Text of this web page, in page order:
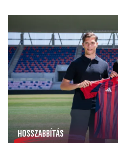
HOSSZABBÍTÁS